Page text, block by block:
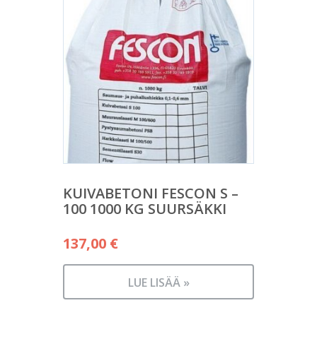
KUIVABETONI FESCON S –
100 1000 KG SUURSÄKKI
137,00 €
LUE LISÄÄ »